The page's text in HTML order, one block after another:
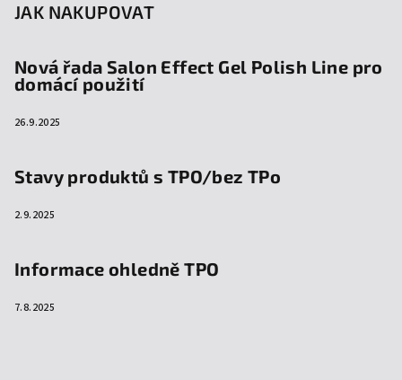
JAK NAKUPOVAT
Nová řada Salon Effect Gel Polish Line pro
domácí použití
26.9.2025
Stavy produktů s TPO/bez TPo
2.9.2025
Informace ohledně TPO
7.8.2025